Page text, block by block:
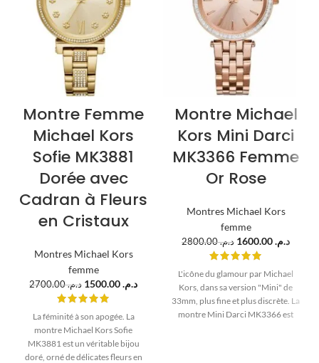
Montre Femme
Michael Kors
Sofie MK3881
Dorée avec
Cadran à Fleurs
en Cristaux
Montres Michael Kors
femme
د.م.2700.00 د.م.
La féminité à son apogée. La
montre Michael Kors Sofie
MK3881 est un véritable bijou
doré, orné de délicates fleurs en
Montre Michael
Kors Mini Darci
MK3366 Femme
Or Rose
Montres Michael Kors
femme
د.م.2800.00 د.م.
L'icône du glamour par Michael
Kors, dans sa version "Mini" de
33mm, plus fine et plus discrète. La
montre Mini Darci MK3366 est